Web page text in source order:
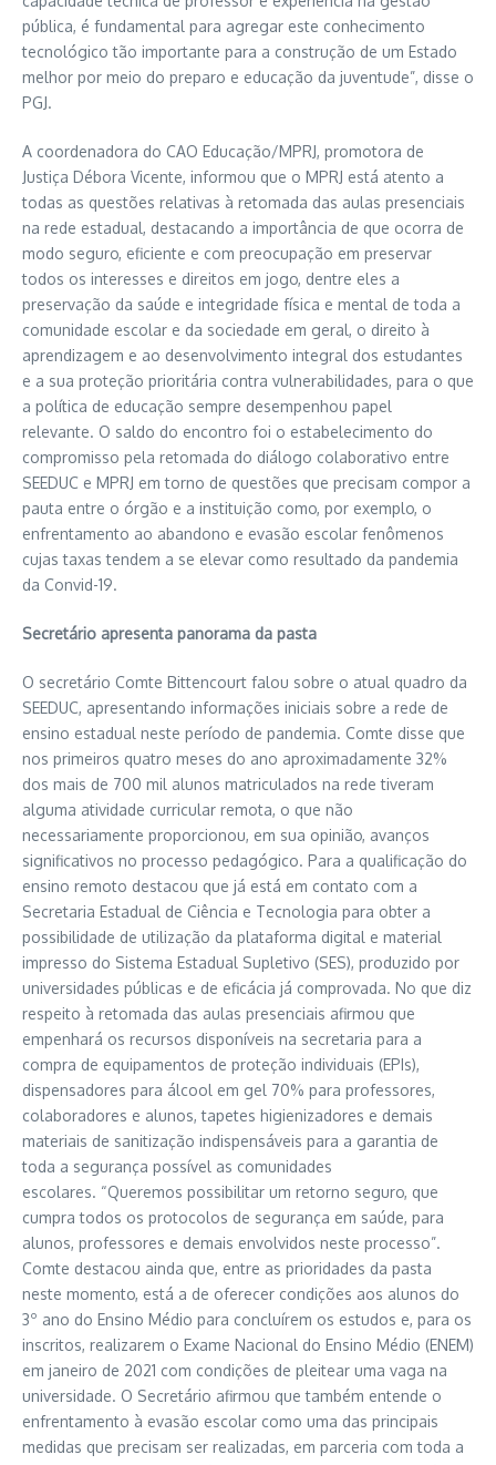
pública, é fundamental para agregar este conhecimento
tecnológico tão importante para a construção de um Estado
melhor por meio do preparo e educação da juventude”, disse o
PGJ.
A coordenadora do CAO Educação/MPRJ, promotora de
Justiça Débora Vicente, informou que o MPRJ está atento a
todas as questões relativas à retomada das aulas presenciais
na rede estadual, destacando a importância de que ocorra de
modo seguro, eficiente e com preocupação em preservar
todos os interesses e direitos em jogo, dentre eles a
preservação da saúde e integridade física e mental de toda a
comunidade escolar e da sociedade em geral, o direito à
aprendizagem e ao desenvolvimento integral dos estudantes
e a sua proteção prioritária contra vulnerabilidades, para o que
a política de educação sempre desempenhou papel
relevante. O saldo do encontro foi o estabelecimento do
compromisso pela retomada do diálogo colaborativo entre
SEEDUC e MPRJ em torno de questões que precisam compor a
pauta entre o órgão e a instituição como, por exemplo, o
enfrentamento ao abandono e evasão escolar fenômenos
cujas taxas tendem a se elevar como resultado da pandemia
da Convid-19.
Secretário apresenta panorama da pasta
O secretário Comte Bittencourt falou sobre o atual quadro da
SEEDUC, apresentando informações iniciais sobre a rede de
ensino estadual neste período de pandemia. Comte disse que
nos primeiros quatro meses do ano aproximadamente 32%
dos mais de 700 mil alunos matriculados na rede tiveram
alguma atividade curricular remota, o que não
necessariamente proporcionou, em sua opinião, avanços
significativos no processo pedagógico. Para a qualificação do
ensino remoto destacou que já está em contato com a
Secretaria Estadual de Ciência e Tecnologia para obter a
possibilidade de utilização da plataforma digital e material
impresso do Sistema Estadual Supletivo (SES), produzido por
universidades públicas e de eficácia já comprovada. No que diz
respeito à retomada das aulas presenciais afirmou que
empenhará os recursos disponíveis na secretaria para a
compra de equipamentos de proteção individuais (EPIs),
dispensadores para álcool em gel 70% para professores,
colaboradores e alunos, tapetes higienizadores e demais
materiais de sanitização indispensáveis para a garantia de
toda a segurança possível as comunidades
escolares. “Queremos possibilitar um retorno seguro, que
cumpra todos os protocolos de segurança em saúde, para
alunos, professores e demais envolvidos neste processo”.
Comte destacou ainda que, entre as prioridades da pasta
neste momento, está a de oferecer condições aos alunos do
3º ano do Ensino Médio para concluírem os estudos e, para os
inscritos, realizarem o Exame Nacional do Ensino Médio (ENEM)
em janeiro de 2021 com condições de pleitear uma vaga na
universidade. O Secretário afirmou que também entende o
enfrentamento à evasão escolar como uma das principais
medidas que precisam ser realizadas, em parceria com toda a